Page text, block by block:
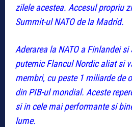
zilele acestea. Accesul propriu
Summit-ul NATO de la Madrid.
Aderarea la NATO a Finlandei
puternic Flancul Nordic aliat si
membri, cu peste 1 miliarde de
din PIB-ul mondial. Aceste
si in cele mai performante si
lume.